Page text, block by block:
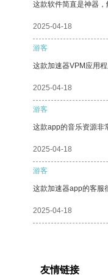
这款软件简直是神器，
2025-04-18
游客
这款加速器VPM应用
2025-04-18
游客
这款app的音乐资源非
2025-04-18
游客
这款加速器app的客服
2025-04-18
友情链接